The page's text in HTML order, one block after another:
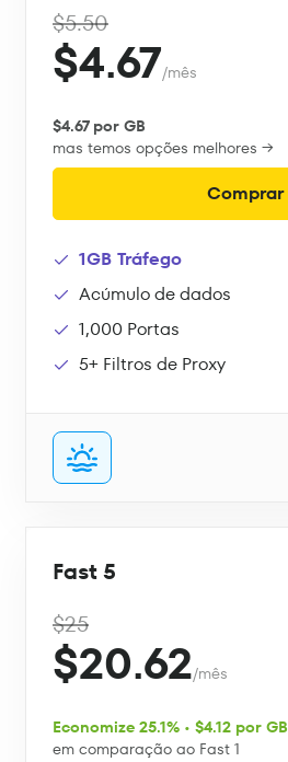
$5.50
$4.67/mês
$4.67 por GB
mas temos opções melhores →
Comprar
1GB Tráfego
Acúmulo de dados
1,000 Portas
5+ Filtros de Proxy
Fast 5
$25
$20.62/mês
Economize 25.1% • $4.12 por GB
em comparação ao Fast 1